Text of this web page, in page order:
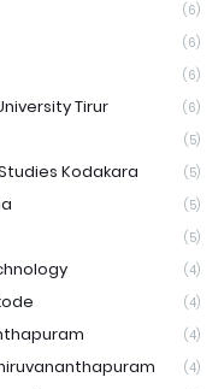
(6)
(6)
(6)
Tirur (6)
(5)
Kodakara (5)
(5)
(5)
(4)
(4)
(4)
(4)